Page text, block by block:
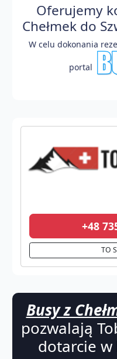
Oferujemy
Chełmek do
W celu dokonania
portal
+48
TO
Busy z
pozwalają
dotarcie w